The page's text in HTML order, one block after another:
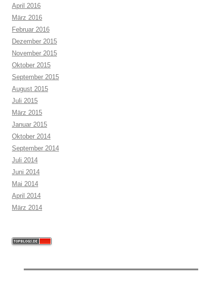
April 2016
März 2016
Februar 2016
Dezember 2015
November 2015
Oktober 2015
September 2015
August 2015
Juli 2015
März 2015
Januar 2015
Oktober 2014
September 2014
Juli 2014
Juni 2014
Mai 2014
April 2014
März 2014